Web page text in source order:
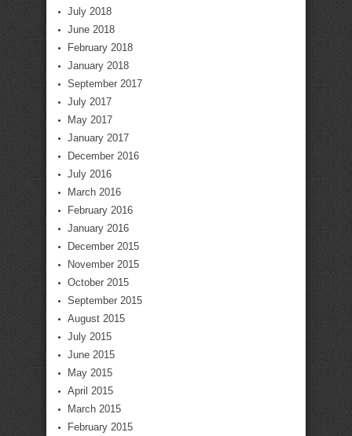
July 2018
June 2018
February 2018
January 2018
September 2017
July 2017
May 2017
January 2017
December 2016
July 2016
March 2016
February 2016
January 2016
December 2015
November 2015
October 2015
September 2015
August 2015
July 2015
June 2015
May 2015
April 2015
March 2015
February 2015